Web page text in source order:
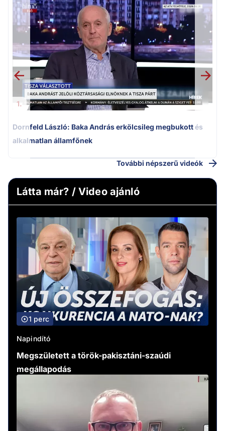
1.
Dornfeld László: Baka András erkölcsileg megbukott és
alkalmatlan államfőnek
További népszerű videók
Látta már? / Video ajánló
1 perc
Napindító
Megszületett a török-pakisztáni-szaúdi
megállapodás